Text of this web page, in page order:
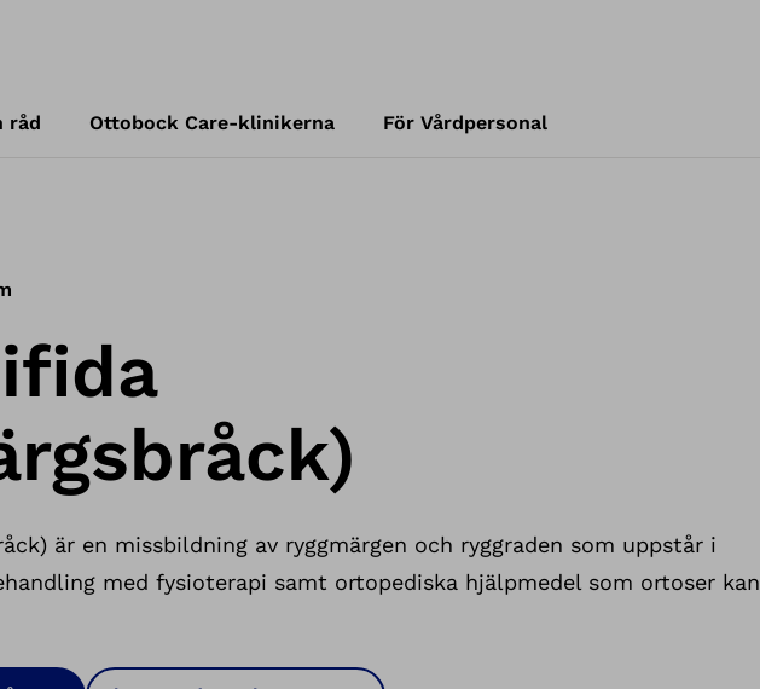
råd Ottobock Care-klinikerna För Vårdpersonal
är en missbildning av ryggmärgen och ryggraden som uppstår i
med fysioterapi samt ortopediska hjälpmedel som ortoser kan